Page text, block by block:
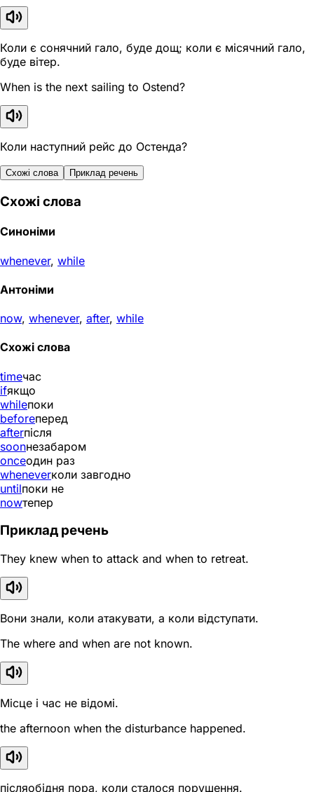
Коли є сонячний гало, буде дощ; коли є місячний гало,
буде вітер.
When is the next sailing to Ostend?
Коли наступний рейс до Остенда?
Схожі слова Приклад речень
Схожі слова
Синоніми
whenever, while
Антоніми
now, whenever, after, while
Схожі слова
timeчас
ifякщо
whileпоки
beforeперед
afterпісля
soonнезабаром
onceодин раз
wheneverколи завгодно
untilпоки не
nowтепер
Приклад речень
They knew when to attack and when to retreat.
Вони знали, коли атакувати, а коли відступати.
The where and when are not known.
Місце і час не відомі.
the afternoon when the disturbance happened.
післяобідня пора, коли сталося порушення.